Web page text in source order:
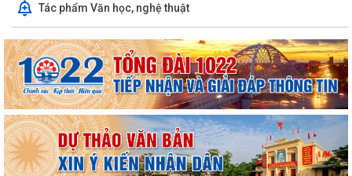
Tác phẩm Văn học, nghệ thuật
ẩm thực số Hải Phòng
Xây dựng Bản đồ Ẩm thực số Hải Phòng và mở rộng mô hình chuyển
đổi số, thanh toán không dùng tiền...
Kế hoạch triển khai công tác làm sạch, chuẩn hóa dữ liệu đăng ký hộ
kinh doanh, Hợp tác xã năm 2026
PHƯỜNG NAM TRIỆU TÍCH CỰC TUYÊN TRUYỀN HƯỚNG DẪN NÔNG
DÂN PHÒNG CHỐNG NẮNG NÓNG CHO THỦY SẢN NUÔI